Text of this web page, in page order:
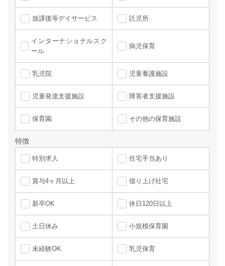
放課後等デイサービス 託児所
インターナショナルスク
ール
病児保育
乳児院 児童養護施設
児童発達支援施設 障害者支援施設
保育園 その他の保育施設
特徴
特別求人 住宅手当あり
賞与4ヶ月以上 借り上げ社宅
新卒OK 休日120日以上
土日休み 小規模保育園
未経験OK 乳児保育